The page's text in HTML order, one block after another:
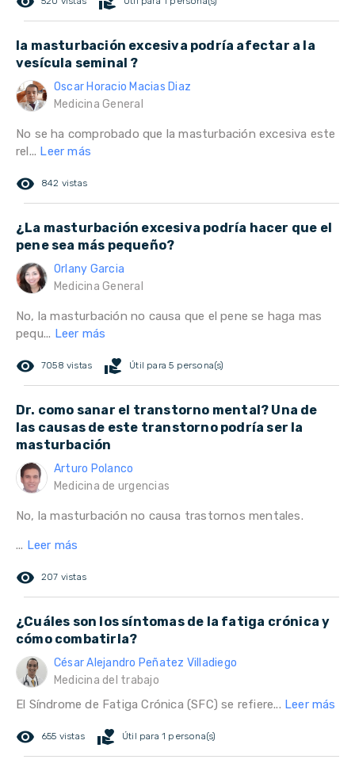
la masturbación excesiva podría afectar a la
vesícula seminal ?
Oscar Horacio Macias Diaz
Medicina General
No se ha comprobado que la masturbación excesiva este
rel... Leer más
remove_red_eye 842 vistas
¿La masturbación excesiva podría hacer que el
pene sea más pequeño?
Orlany Garcia
Medicina General
No, la masturbación no causa que el pene se haga mas
pequ... Leer más
remove_red_eye 7058 vistas volunteer_activism Útil para 5 persona(s)
Dr. como sanar el transtorno mental? Una de
las causas de este transtorno podría ser la
masturbación
Arturo Polanco
Medicina de urgencias
No, la masturbación no causa trastornos mentales.
... Leer más
remove_red_eye 207 vistas
¿Cuáles son los síntomas de la fatiga crónica y
cómo combatirla?
César Alejandro Peñatez Villadiego
Medicina del trabajo
El Síndrome de Fatiga Crónica (SFC) se refiere... Leer más
remove_red_eye 655 vistas volunteer_activism Útil para 1 persona(s)